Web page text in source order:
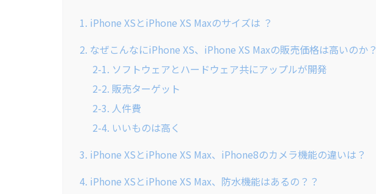
1. iPhone XSとiPhone XS Maxのサイズは ？
2. なぜこんなにiPhone XS、iPhone XS Maxの販売価格は高いのか？
2-1. ソフトウェアとハードウェア共にアップルが開発
2-2. 販売ターゲット
2-3. 人件費
2-4. いいものは高く
3. iPhone XSとiPhone XS Max、iPhone8のカメラ機能の違いは？
4. iPhone XSとiPhone XS Max、防水機能はあるの？？